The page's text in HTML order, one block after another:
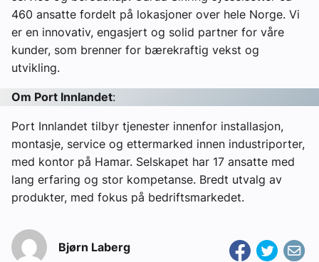
460 ansatte fordelt på lokasjoner over hele Norge. Vi
er en innovativ, engasjert og solid partner for våre
kunder, som brenner for bærekraftig vekst og
utvikling.
Om Port Innlandet:
Port Innlandet tilbyr tjenester innenfor installasjon,
montasje, service og ettermarked innen industriporter,
med kontor på Hamar. Selskapet har 17 ansatte med
lang erfaring og stor kompetanse. Bredt utvalg av
produkter, med fokus på bedriftsmarkedet.
Bjørn Laberg